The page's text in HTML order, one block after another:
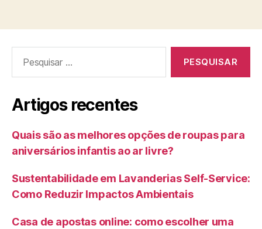
por:
Artigos recentes
Quais são as melhores opções de roupas para
aniversários infantis ao ar livre?
Sustentabilidade em Lavanderias Self-Service:
Como Reduzir Impactos Ambientais
Casa de apostas online: como escolher uma